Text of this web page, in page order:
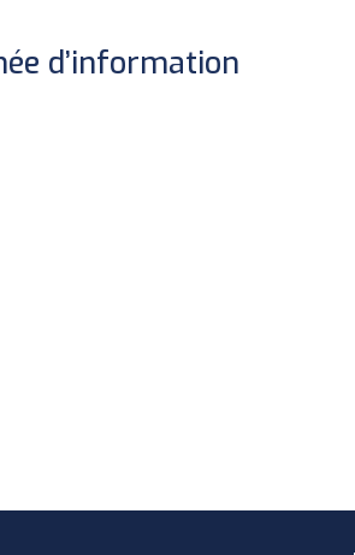
d’information